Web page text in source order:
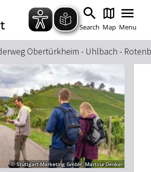
Zum Hauptinhalt springen
Zur Suche springen
Zur Hauptnavigation
Zum Footer springen
Search Map Menu
Obertürkheim - Uhlbach -
© Stuttgart-Marketing GmbH, Martina Denker